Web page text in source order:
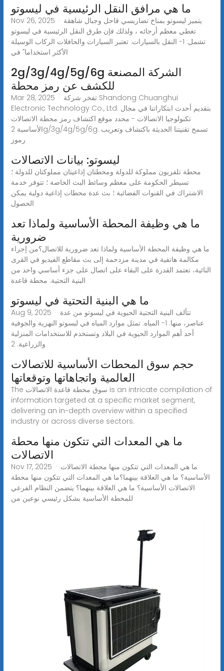
ما هي مرافق النقل الرئيسية في ليسوتو
Nov 26, 2025 · يتميز ليسوتو بمناخ تضاريسي قاحل وجبال شاهقة
تغطي معظم أرجائه ، ولذلك فإن طرق النقل الرئيسية في ليسوتو
تشمل: 1- النقل بالسيارات: تعتبر السيارات والحافلات الركاب الوسيلة
الأكثر استخداما ً في
2g/3g/4g/5g/6g الشركة المصنعة
للكشف عن رمز محطة
Mar 28, 2025 · تفخر شركة Shandong Chuanghui
Electronic Technology Co., Ltd. بتقديم أحدث ابتكاراتنا في مجال
تكنولوجيا الاتصالات - محدد موقع اكتشاف رمز محطة الاتصالات
الأساسية 2g/3g/4g/5g/6g. تسمح تقنيتنا الحديثة باكتشاف وتعريب
رموز
ليسوتو: بيانات الاتصالات
محطة تلفزيون مملوكة للدولة ومحطتان إذاعيتان مملوكتان للدولة ؛
تسيطر الحكومة على معظم وسائط البث الخاصة ؛ تتوفر خدمة
الاشتراك في القنوات الفضائية ؛ بث عدة محطات إذاعية دولية يمكن
الحصول
ما هي وظيفة المحطة الأساسية ولماذا تعد
ضرورية
ما هي وظيفة المحطة الأساسية ولماذا تعد ضرورية للاتصال؟من إجراء
مكالمة هاتفية في مدينة مزدحمة إلى بث مقاطع الفيديو في القرى
النائية، تعتمد القدرة على البقاء على اتصال على جزء أساسي واحد من
البنية التحتية: محطة قاعدة
ما هي البنية التحتية في ليسوتو
Aug 9, 2025 · تتألف البنية التحتية الحيوية في ليسوتو من عدة
عناصر، منها: 1- المياه: تمثل موارد المياه في ليسوتو النهرية والجوفية
أحد أهم الموارد الحيوية في البلاد وتستخدم للاستخدامات المنزلية
والزراعية. 2
حجم سوق المحطات الأساسية للاتصالات
العالمية واتجاهاتها وتوقعاتها
The سوق محطة قاعدة الاتصالات is an intricate compilation of
information targeted at a specific market segment,
delivering an in-depth overview within a specified
industry or across diverse sectors.
ما هي المعدات التي تتكون منها محطة
الاتصالات
Nov 17, 2025 · ما هي المعدات التي تتكون منها محطة الاتصالات
الأساسية؟ ما هي العلاقة بينهما؟ما هي المعدات التي تتكون منها محطة
الاتصالات الأساسية؟ ما هي العلاقة بينهما؟ يتضمن النظام الفرعي
للمحطة الأساسية بشكل رئيسي نوعين من